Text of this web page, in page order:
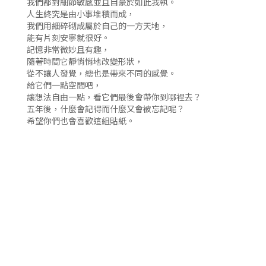
人生終究是由小事堆積而成，
我們用細碎砌成屬於自己的一方天地，
能有片刻安寧就很好。
記憶非常微妙且有趣，
隨著時間它靜悄悄地改變形狀，
從不讓人發覺，總也是帶來不同的感覺。
給它們一點空間吧，
讓想法自由一點，看它們最後會帶你到哪裡去？
五年後，什麼會記得而什麼又會被忘記呢？
希望你們也會喜歡這組貼紙。